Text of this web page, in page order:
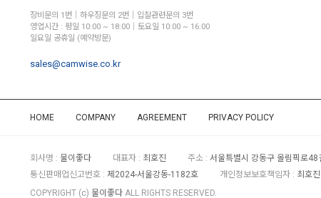
장비문의 1번│하우징문의 2번│입찰관련문의 3번
영업시간 : 평일 10:00 ~ 18:00│토요일 10:00 ~ 16:00
일요일 공휴일 (예약방문)
sales@camwise.co.kr
HOME COMPANY AGREEMENT PRIVACY POLICY
회사명 : 물이좋다 대표자 : 최호진 주소 : 서울특별시 강동구 올림픽로
통신판매업신고번호 : 제2024-서울강동-1182호 개인정보보호책임자 : 최호
COPYRIGHT (c) 물이좋다 ALL RIGHTS RESERVED.